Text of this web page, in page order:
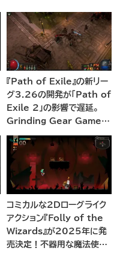
『Path of Exile』の新リー
グ3.26の開発が「Path of
Exile 2」の影響で遅延。
Grinding Gear Games
が開発リソースの集中と今
後の計画を説明
コミカルな2Dローグライク
アクション『Folly of the
Wizards』が2025年に発
売決定！不器用な魔法使い